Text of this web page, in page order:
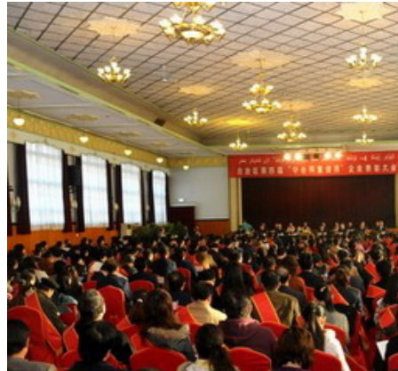
集团新闻 媒体报道
往来名人
人才招聘
人才招聘
人才理念
人才招聘
社会招聘
校园招聘
视觉文化
全部
视觉文化
汗血马助力新疆文旅
伊犁州霍城古城巡游 北屯市185团巡游 伊犁霍城县晃晃
村巡游
阿勒泰北屯市巡游 阿勒泰布尔津县巡游 伊犁州
察布查尔县巡游
伊犁昭苏巡游 赛里木湖巡游